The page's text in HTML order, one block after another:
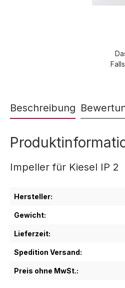
Beschreibung
Impeller für Kiesel IP 2
Hersteller:
Gewicht:
Lieferzeit:
Spedition Versand:
Preis ohne MwSt.: